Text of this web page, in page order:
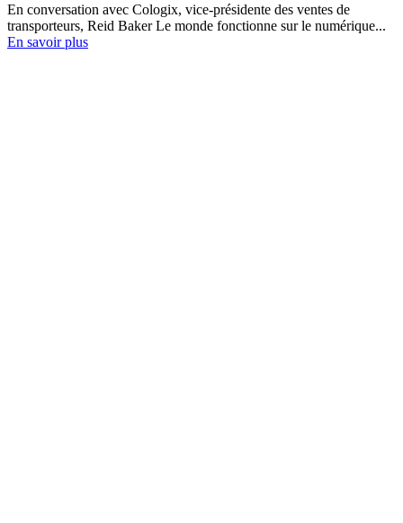
En conversation avec Cologix, vice-présidente des ventes de
transporteurs, Reid Baker Le monde fonctionne sur le numérique...
En savoir plus